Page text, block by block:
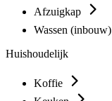
Afzuigkap
Wassen (inbouw)
Huishoudelijk
Koffie